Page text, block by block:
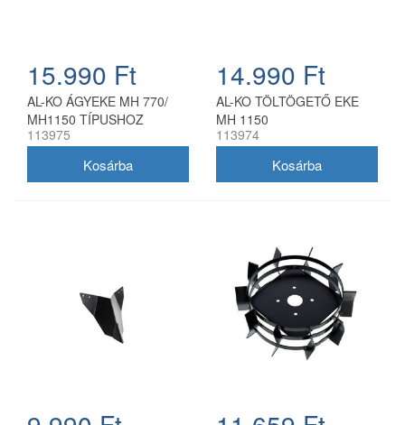
15.990 Ft
AL-KO ÁGYEKE MH 770/
MH1150 TÍPUSHOZ
113975
14.990 Ft
AL-KO TÖLTÖGETŐ EKE
MH 1150
113974